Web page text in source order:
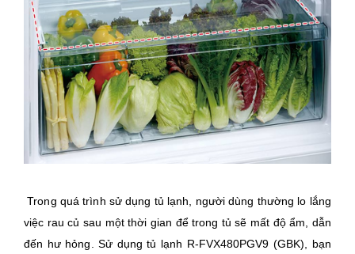
Trong quá trình sử dụng tủ lạnh, người dùng thường lo lắng
việc rau củ sau một thời gian để trong tủ sẽ mất độ ẩm, dẫn
đến hư hỏng. Sử dụng tủ lạnh R-FVX480PGV9 (GBK), bạn